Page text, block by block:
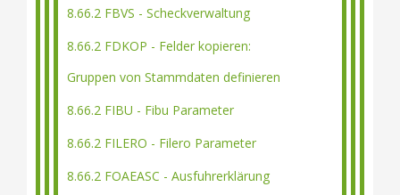
8.66.2 FBVS - Scheckverwaltung
8.66.2 FDKOP - Felder kopieren:
Gruppen von Stammdaten definieren
8.66.2 FIBU - Fibu Parameter
8.66.2 FILERO - Filero Parameter
8.66.2 FOAEASC - Ausfuhrerklärung